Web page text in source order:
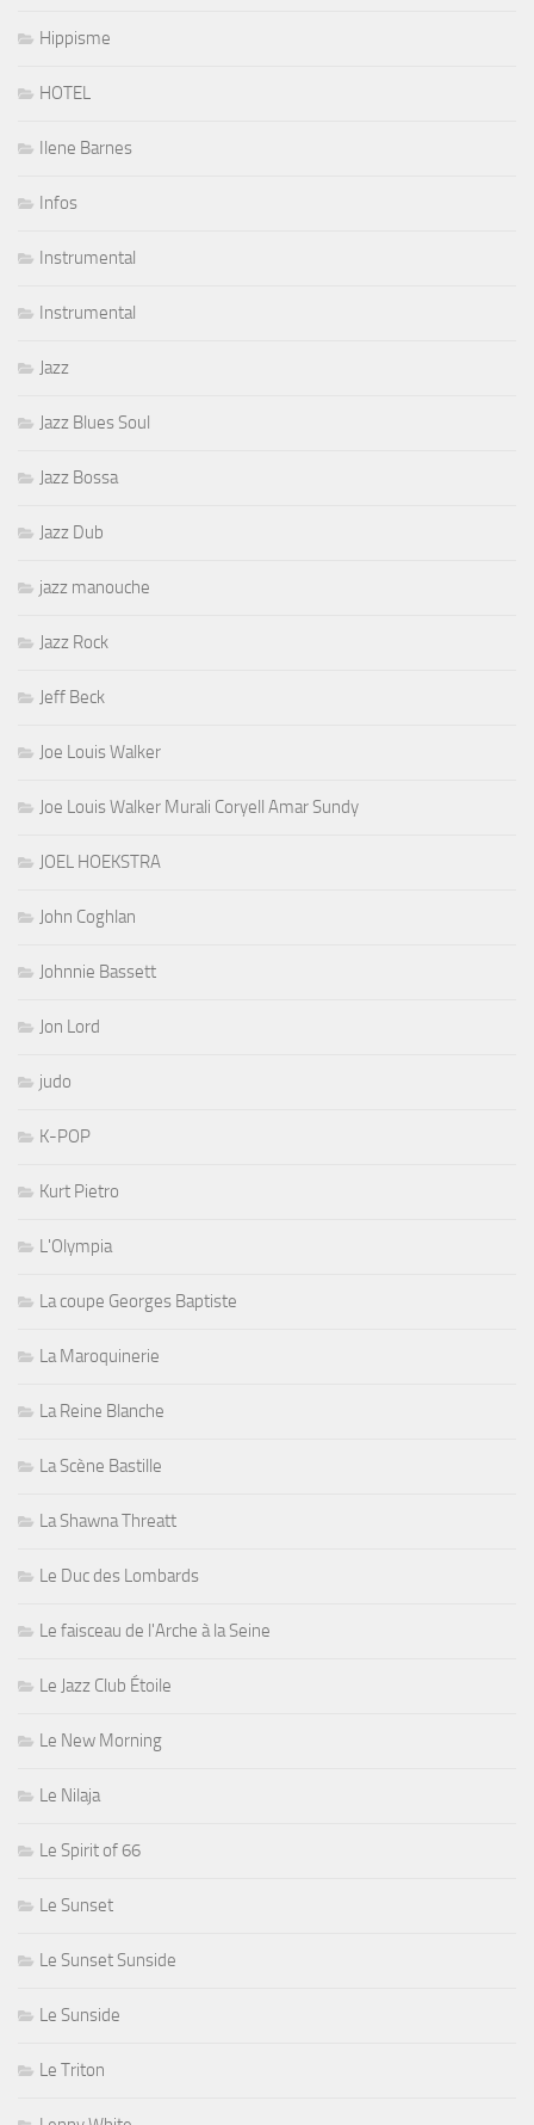
Hippisme
HOTEL
Ilene Barnes
Infos
Instrumental
Instrumental
Jazz
Jazz Blues Soul
Jazz Bossa
Jazz Dub
jazz manouche
Jazz Rock
Jeff Beck
Joe Louis Walker
Joe Louis Walker Murali Coryell Amar Sundy
JOEL HOEKSTRA
John Coghlan
Johnnie Bassett
Jon Lord
judo
K-POP
Kurt Pietro
L'Olympia
La coupe Georges Baptiste
La Maroquinerie
La Reine Blanche
La Scène Bastille
La Shawna Threatt
Le Duc des Lombards
Le faisceau de l'Arche à la Seine
Le Jazz Club Étoile
Le New Morning
Le Nilaja
Le Spirit of 66
Le Sunset
Le Sunset Sunside
Le Sunside
Le Triton